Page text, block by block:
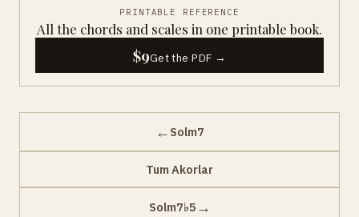
PRINTABLE REFERENCE
All the chords and scales in one printable book.
$9Get the PDF →
← Solm7
Tum Akorlar
Solm7♭5 →